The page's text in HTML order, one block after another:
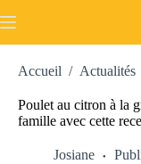
au
Accueil / Actualités
Poulet au citron à la
famille avec cette
Josiane